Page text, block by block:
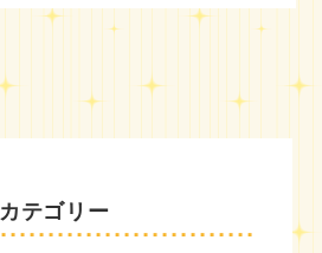
カテゴリー